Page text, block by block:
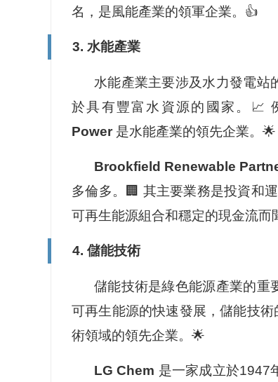
名，是風能產業的領軍企業。👍
3. 水能產業
水能產業主要涉及水力發電站
於具有豐富水資源的國家。📈
Power 是水能產業的領先企業。🌟
Brookfield Renewable
多倫多。🏢 其主要業務是投資和
可再生能源組合和穩定的現金流
4. 儲能技術
儲能技術是綠色能源產業的重
可再生能源的快速發展，儲能技
術領域的領先企業。🌟
LG Chem 是一家成立於1947